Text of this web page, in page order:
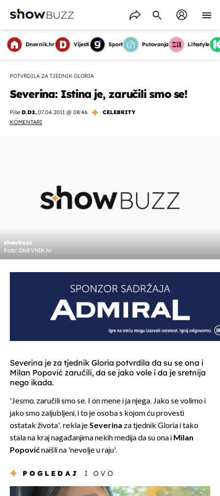
Dnevnik.hr Vijesti Sport Putovanja Lifestyle
POTVRDILA ZA TJEDNIK GLORIA
Severina: Istina je, zaručili smo se!
Piše D.Dž.,07.04.2011 @ 08:46
CELEBRITY
KOMENTARI
showbuzz
Foto: DNEVNIK.hr
Severina je za tjednik Gloria potvrdila da su se ona i
Milan Popović zaručili, da se jako vole i da je sretnija
nego ikada.
'Jesmo, zaručili smo se. I on mene i ja njega. Jako se volimo i
jako smo zaljubljeni, i to je osoba s kojom ću provesti
ostatak života', rekla jeSeverina za tjednik Gloria i tako
stala na kraj nagađanjima nekih medija da su ona i Milan
Popovićnaišli na 'nevolje u raju'.
POGLEDAJ I OVO
OMOGUĆI OBAVIJESTI